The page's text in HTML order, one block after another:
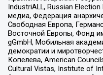
IndustriALL, Russian
медиа, Федерация
Свободная Европа,
Восточной Европы, Фонд
gGmbH, Мобильная
демократии и
Копелева, American
Cultural Vistas, Institute of